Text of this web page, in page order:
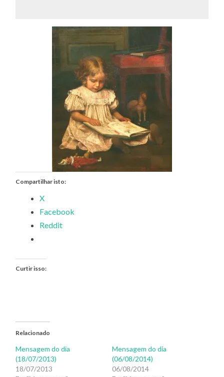
Compartilhar isto:
X
Facebook
Reddit
Curtir isso:
Relacionado
Mensagem do dia
(18/07/2013)
18/07/2013
Mensagem do dia
(06/08/2014)
06/08/2014